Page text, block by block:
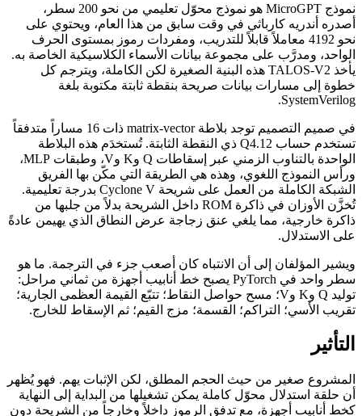
نموذج MicroGPT هو نموذج محوّل تعليمي من نحو 200 سطر،
أصدره أندريه كارباثي في وقت سابق من هذا العام، ويحتوي على
نحو 4192 معاملاً قابلاً للتدريب، ومفردات رموز بمستوى الحرف
الواحد، ومدرَّب على مجموعة بيانات الأسماء الكلاسيكية الخاصة به.
يأخذ TALOS-V2 هذه البنية الصغيرة لكن الكاملة، ويترجم كل
خطوة إلى مسارات بيانات صريحة بنقطة ثابتة مكتوبة بلغة
SystemVerilog.
في صميم التصميم توجد بلاطة matrix-vector ذات 16 مساراً متدفقاً
تستخدم حساب Q4.12 ذي النقطة الثابتة. تُستخدَم هذه البلاطة
الواحدة بالتناوب الزمني عبر إسقاطات Q وK وV، وطبقات MLP،
ورأس النموذج اللغوي، وهذه هي الطريقة التي مكّن بها الفريق
الشبكة الكاملة من العمل على شريحة Cyclone V بدرجة تعليمية.
تُخزَّن الأوزان في ذاكرة ROM داخل الشريحة بدلاً من جلبها من
ذاكرة خارجية، مما يلغي عنق زجاجة عرض النطاق الذي يهيمن عادةً
على الاستدلال.
ويشير المؤلفان إلى أن الانتباه كان أصعب جزء في الترجمة. ما هو
سطر واحد في PyTorch يصبح خط أنابيب أجهزة من ثماني مراحل:
توليد Q وK وV؛ مسح حواصل النقاط؛ تتبّع القيمة العظمى الجارية؛
تقريب الأسي؛ التراكم؛ القسمة؛ مزج القيم؛ ثم الإسقاط للخارج.
التأثير
المشروع صغير من حيث الحجم المطلق، لكن الإثبات يهم. فهو يُظهر
أن حلقة استدلال محوّل كاملة يمكن تشغيلها من البداية إلى النهاية
كخط أنابيب أجهزة، مع تدفق الرموز داخلاً وخارجاً من الشريحة دون